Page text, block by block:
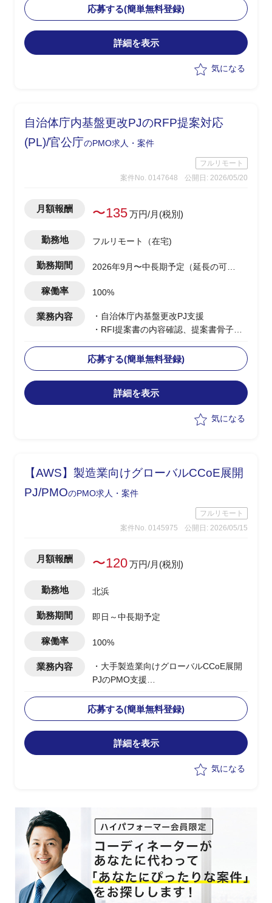
・PMサポートとして、以下の業務を実
施予定
-開発チームの作業・進捗管理(Backlog
等)および開発・リリース計画の立案
の可能性あり(0.5工数×2など)
応募する(簡単無料登録)
詳細を表示
気になる
自治体庁内基盤更改PJのRFP提案対応
(PL)/官公庁のPMO求人・案件
フルリモート
案件No. 0147648
公開日: 2026/05/20
月額報酬 〜135万円/月(税別)
勤務地 フルリモート（在宅)
勤務期間
2026年9月〜中長期予定（延長の可能
稼働率 100%
業務内容
・自治体庁内基盤更改PJ支援
・RFI提案書の内容確認、提案書骨子検
・提案書の執筆・編集・確認、取りまと
めを実施
・メーカー・ベンダーへの仕様確認、見
積り依頼・確認、取りまとめ、SE積算を
応募する(簡単無料登録)
詳細を表示
気になる
【AWS】製造業向けグローバルCCoE展開
PJ/PMOのPMO求人・案件
フルリモート
案件No. 0145975
公開日: 2026/05/15
月額報酬 〜120万円/月(税別)
勤務地 北浜
勤務期間 即日～中長期予定
稼働率 100%
業務内容
・大手製造業向けグローバルCCoE展開
PJのPMO支援
Global/Regional階層に定義し、アジア/
欧州/北米/中国への展開を支援
・Global CCoEメンバーとして各地域の
モニタリング/管理プロセスの設計と改
・現地IT部門との調整/折衝における日本
・日本側クラウド担当との連携、各国拠
点への展開推進
応募する(簡単無料登録)
詳細を表示
気になる